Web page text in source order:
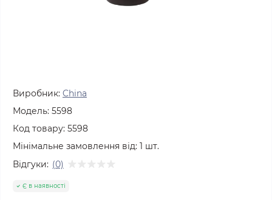
Виробник: China
Модель: 5598
Код товару: 5598
Мінімальне замовлення від: 1 шт.
Відгуки: (0)
Є в наявності